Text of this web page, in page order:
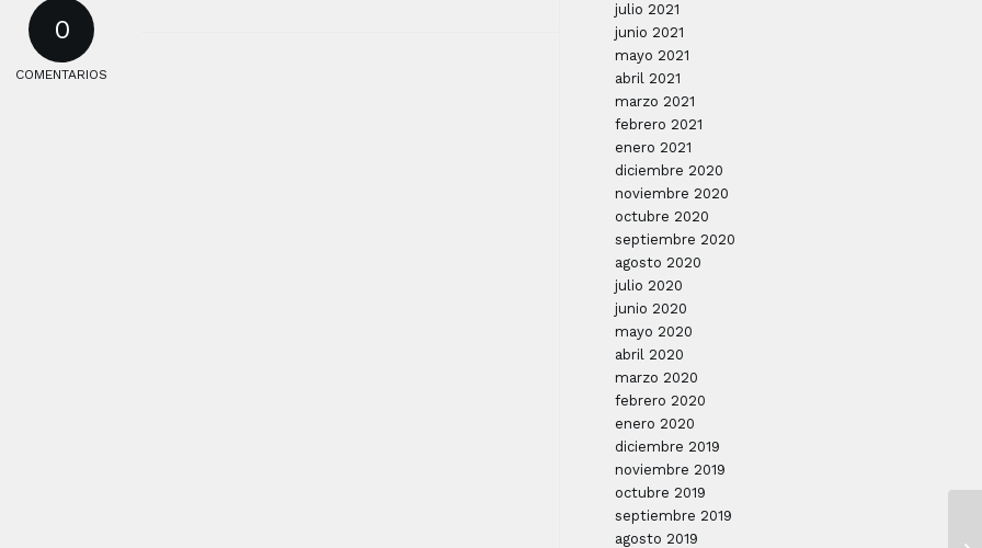
0
COMENTARIOS
julio 2021
junio 2021
mayo 2021
abril 2021
marzo 2021
febrero 2021
enero 2021
diciembre 2020
noviembre 2020
octubre 2020
septiembre 2020
agosto 2020
julio 2020
junio 2020
mayo 2020
abril 2020
marzo 2020
febrero 2020
enero 2020
diciembre 2019
noviembre 2019
octubre 2019
septiembre 2019
agosto 2019